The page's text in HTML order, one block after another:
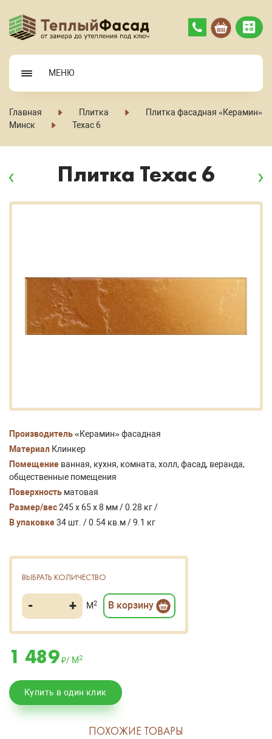
МЕНЮ
Главная Плитка
Плитка фасадная «Керамин»
Минск
Техас 6
Плитка Техас 6
Производитель«Керамин» фасадная
Материал Клинкер
Помещение ванная, кухня, комната, холл, фасад, веранда,
общественные помещения
Поверхность матовая
Размер/вес245 x 65 x 8 мм / 0.28 кг /
В упаковке34 шт. / 0.54 кв.м / 9.1 кг
ВЫБРАТЬ КОЛИЧЕСТВО
- + М2 В корзину
1 489₽/ М2
Купить в один клик
ПОХОЖИЕ ТОВАРЫ